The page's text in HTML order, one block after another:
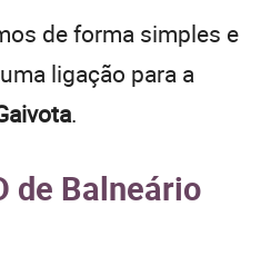
de forma simples e
ligação para a
.
de Balneário